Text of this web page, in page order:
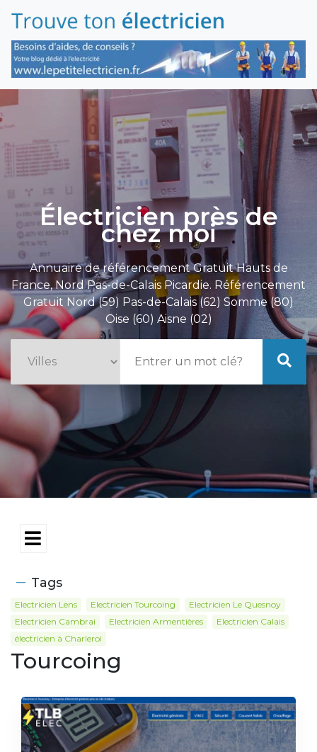
Électricien près de
chez moi
Annuaire de référencement Gratuit Hauts de
France, Nord Pas-de-Calais Picardie. Référencement
Gratuit Nord (59) Pas-de-Calais (62) Somme (80)
Oise (60) Aisne (02)
Tags
Electricien Lens Electricien Tourcoing
Electricien Le Quesnoy
Electricien Cambrai
Electricien Armentières
Electricien Calais
électricien à Charleroi
Tourcoing